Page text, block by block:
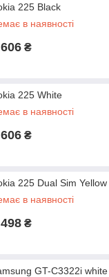
225 Black
в наявності
₴
225 White
в наявності
₴
225 Dual Sim Yellow
в наявності
₴
GT-C3322i white